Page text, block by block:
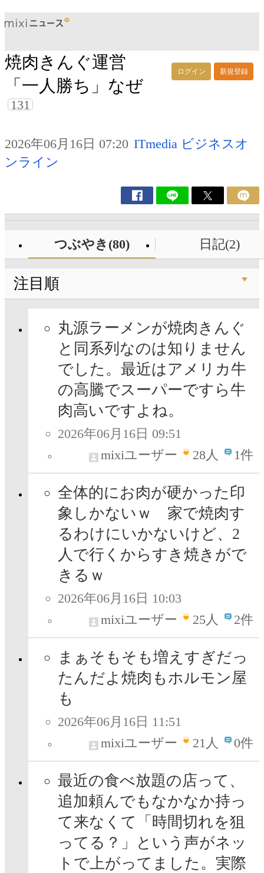
ログイン 新規登録
焼肉きんぐ運営
「一人勝ち」なぜ
131
2026年06月16日 07:20 ITmedia ビジネスオ
ンライン
つぶやき(80) 日記(2)
注目順
丸源ラーメンが焼肉きんぐ
と同系列なのは知りません
でした。最近はアメリカ牛
の高騰でスーパーですら牛
肉高いですよね。
2026年06月16日 09:51
mixiユーザー
28人 1件
全体的にお肉が硬かった印
象しかないｗ 家で焼肉す
るわけにいかないけど、2
人で行くからすき焼きがで
きるｗ
2026年06月16日 10:03
mixiユーザー
25人 2件
まぁそもそも増えすぎだっ
たんだよ焼肉もホルモン屋
も
2026年06月16日 11:51
mixiユーザー
21人 0件
最近の食べ放題の店って、
追加頼んでもなかなか持っ
て来なくて「時間切れを狙
ってる？」という声がネッ
トで上がってました。実際